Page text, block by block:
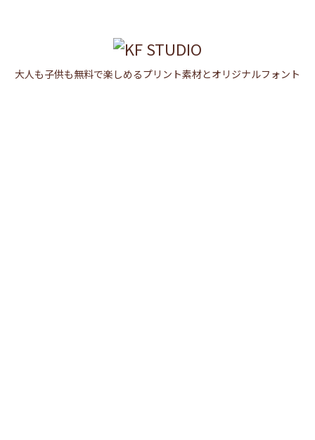
大人も子供も無料で楽しめるプリント素材とオリジナルフォントサイド